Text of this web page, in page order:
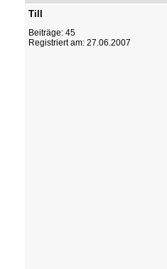
Till
Beiträge: 45
Registriert am: 27.06.2007